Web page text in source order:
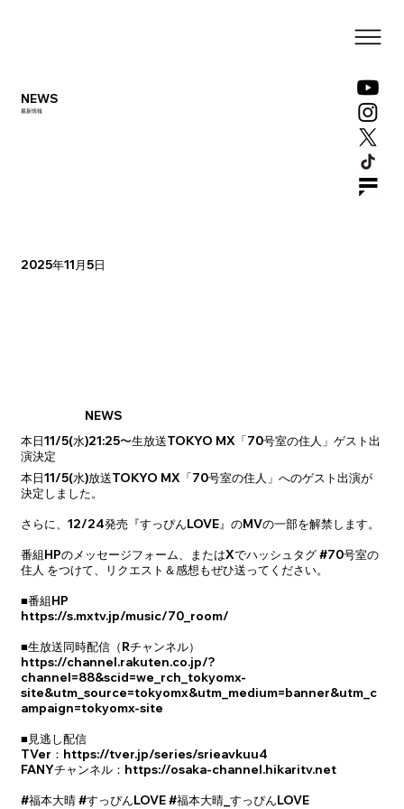
2025年11月5日
NEWS
本日11/5(水)21:25〜生放送TOKYO MX「70号室の住人」ゲスト出
演決定
本日11/5(水)放送TOKYO MX「70号室の住人」へのゲスト出演が
決定しました。
さらに、12/24発売『すっぴんLOVE』のMVの一部を解禁します。
番組HPのメッセージフォーム、またはXでハッシュタグ #70号室の
住人 をつけて、リクエスト＆感想もぜひ送ってください。
■番組HP
https://s.mxtv.jp/music/70_room/
■生放送同時配信（Rチャンネル）
https://channel.rakuten.co.jp/?
channel=88&scid=we_rch_tokyomx-
site&utm_source=tokyomx&utm_medium=banner&utm_c
ampaign=tokyomx-site
■見逃し配信
TVer： https://tver.jp/series/srieavkuu4
FANYチャンネル： https://osaka-channel.hikaritv.net
#福本大晴 #すっぴんLOVE #福本大晴_すっぴんLOVE
NEWS
最新情報